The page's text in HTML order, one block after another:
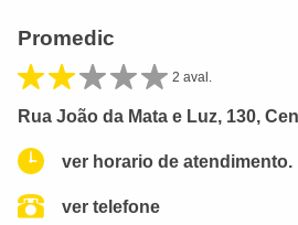
Promedic
2 aval.
Rua João da Mata e Luz, 130,
ver horario de atendimento.
ver telefone